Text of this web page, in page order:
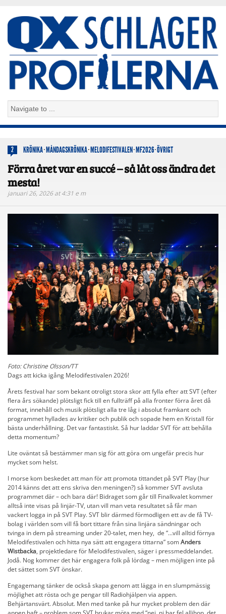
2 KRÖNIKA·MÅNDAGSKRÖNIKA·MELODIFESTIVALEN·MF2026·ÖVRIGT
Förra året var en succé – så låt oss ändra det
mesta!
januari 26, 2026 at 4:31 e m
Foto: Christine Olsson/TT
Dags att kicka igång Melodifestivalen 2026!
Årets festival har som bekant otroligt stora skor att fylla efter att SVT (efter
flera års sökande) plötsligt fick till en fullträff på alla fronter förra året då
format, innehåll och musik plötsligt alla tre låg i absolut framkant och
programmet hyllades av kritiker och publik och sopade hem en Kristall för
bästa underhållning. Det var fantastiskt. Så hur laddar SVT för att behålla
detta momentum?
Lite oväntat så bestämmer man sig för att göra om ungefär precis hur
mycket som helst.
I morse kom beskedet att man för att promota tittandet på SVT Play (hur
2014 känns det att ens skriva den meningen?) så kommer SVT avsluta
programmet där – och bara där! Bidraget som går till Finalkvalet kommer
alltså inte visas på linjär-TV, utan vill man veta resultatet så får man
vackert logga in på SVT Play. SVT blir därmed förmodligen ett av de få TV-
bolag i världen som vill få bort tittare från sina linjära sändningar och
tvinga in dem på streaming under 20-talet, men hey, de “…vill alltid förnya
Melodifestivalen och hitta nya sätt att engagera tittarna” somAnders
Wistbacka, projektledare för Melodifestivalen, säger i pressmeddelandet.
Jodå. Nog kommer det här engagera folk på lördag – men möjligen inte på
det sättet som SVT önskar.
Engagemang tänker de också skapa genom att lägga in en slumpmässig
möjlighet att rösta och ge pengar till Radiohjälpen via appen.
Behjärtansvärt. Absolut. Men med tanke på hur mycket problem den där